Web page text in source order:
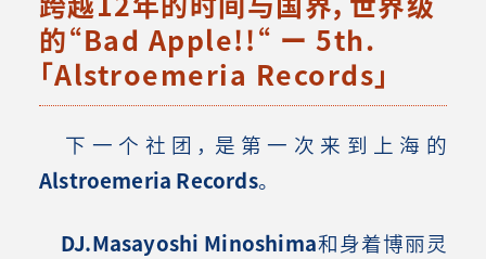
的“Bad Apple!!“ ー 5th.
「Alstroemeria Records」
下一个社团，是第一次来到上海的
Alstroemeria Records。
DJ.Masayoshi Minoshima和身着博丽灵